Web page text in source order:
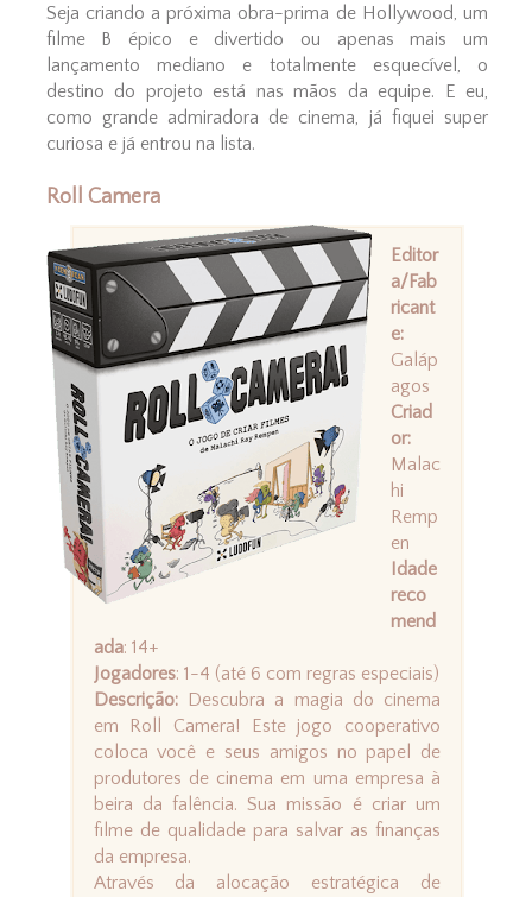
Seja criando a próxima obra-prima de Hollywood, um
filme B épico e divertido ou apenas mais um
lançamento mediano e totalmente esquecível, o
destino do projeto está nas mãos da equipe. E eu,
como grande admiradora de cinema, já fiquei super
curiosa e já entrou na lista.
Roll Camera
Editor
a/Fab
ricant
e:
Galáp
agos
Criad
or:
Malac
hi
Remp
en
Idade
reco
mend
ada: 14+
Jogadores: 1-4 (até 6 com regras especiais)
Descrição: Descubra a magia do cinema
em Roll Camera! Este jogo cooperativo
coloca você e seus amigos no papel de
produtores de cinema em uma empresa à
beira da falência. Sua missão é criar um
filme de qualidade para salvar as finanças
da empresa.
Através da alocação estratégica de